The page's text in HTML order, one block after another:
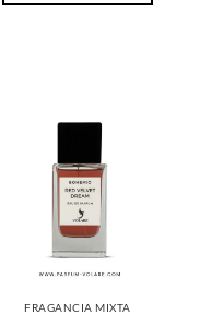
FRAGANCIA MIXTA